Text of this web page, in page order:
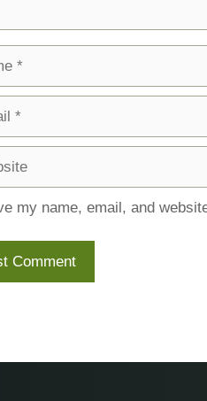
my name, email, and